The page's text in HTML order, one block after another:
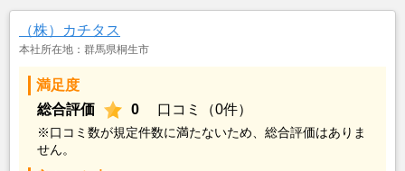
も空き家の状態で不動産を残しておけないと考えて売却
を決めた。
（株）カチタス
本社所在地：群馬県桐生市
満足度
総合評価
0 口コミ（0件）
※口コミ数が規定件数に満たないため、総合評価はありま
せん。